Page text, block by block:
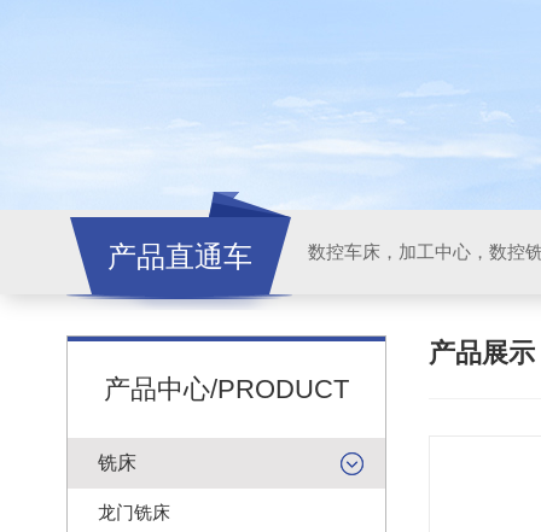
产品直通车
产品中心/PRODUCT
铣床
龙门铣床
产品展示